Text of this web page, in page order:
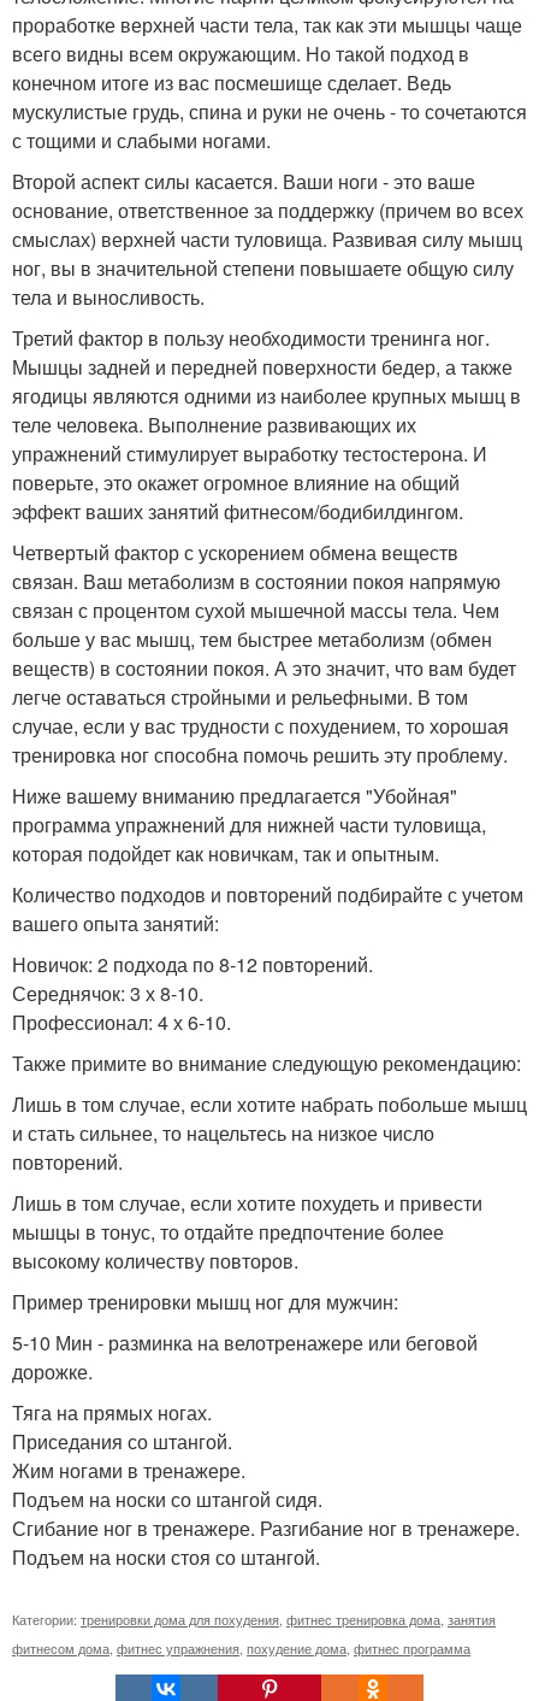
проработке верхней части тела, так как эти мышцы чаще
всего видны всем окружающим. Но такой подход в
конечном итоге из вас посмешище сделает. Ведь
мускулистые грудь, спина и руки не очень - то сочетаются
с тощими и слабыми ногами.
Второй аспект силы касается. Ваши ноги - это ваше
основание, ответственное за поддержку (причем во всех
смыслах) верхней части туловища. Развивая силу мышц
ног, вы в значительной степени повышаете общую силу
тела и выносливость.
Третий фактор в пользу необходимости тренинга ног.
Мышцы задней и передней поверхности бедер, а также
ягодицы являются одними из наиболее крупных мышц в
теле человека. Выполнение развивающих их
упражнений стимулирует выработку тестостерона. И
поверьте, это окажет огромное влияние на общий
эффект ваших занятий фитнесом/бодибилдингом.
Четвертый фактор с ускорением обмена веществ
связан. Ваш метаболизм в состоянии покоя напрямую
связан с процентом сухой мышечной массы тела. Чем
больше у вас мышц, тем быстрее метаболизм (обмен
веществ) в состоянии покоя. А это значит, что вам будет
легче оставаться стройными и рельефными. В том
случае, если у вас трудности с похудением, то хорошая
тренировка ног способна помочь решить эту проблему.
Ниже вашему вниманию предлагается "Убойная"
программа упражнений для нижней части туловища,
которая подойдет как новичкам, так и опытным.
Количество подходов и повторений подбирайте с учетом
вашего опыта занятий:
Новичок: 2 подхода по 8-12 повторений.
Середнячок: 3 х 8-10.
Профессионал: 4 х 6-10.
Также примите во внимание следующую рекомендацию:
Лишь в том случае, если хотите набрать побольше мышц
и стать сильнее, то нацельтесь на низкое число
повторений.
Лишь в том случае, если хотите похудеть и привести
мышцы в тонус, то отдайте предпочтение более
высокому количеству повторов.
Пример тренировки мышц ног для мужчин:
5-10 Мин - разминка на велотренажере или беговой
дорожке.
Тяга на прямых ногах.
Приседания со штангой.
Жим ногами в тренажере.
Подъем на носки со штангой сидя.
Сгибание ног в тренажере. Разгибание ног в тренажере.
Подъем на носки стоя со штангой.
Категории: тренировки дома для похудения, фитнес тренировка дома, занятия
фитнесом дома, фитнес упражнения, похудение дома, фитнес программа